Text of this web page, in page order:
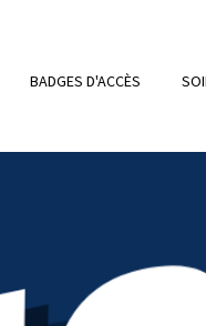
BADGES D'ACCÈS